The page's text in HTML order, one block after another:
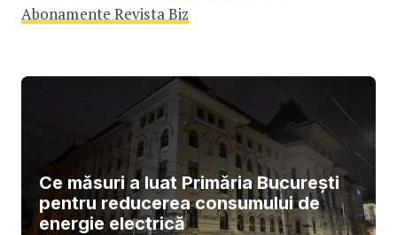
Abonamente Revista Biz
Ce măsuri a luat Primăria București
pentru reducerea consumului de
energie electrică